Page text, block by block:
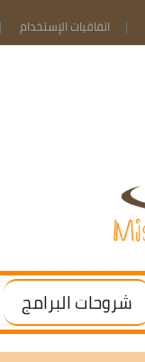
اتفاقيات الإستخدام
شروحات البرامج